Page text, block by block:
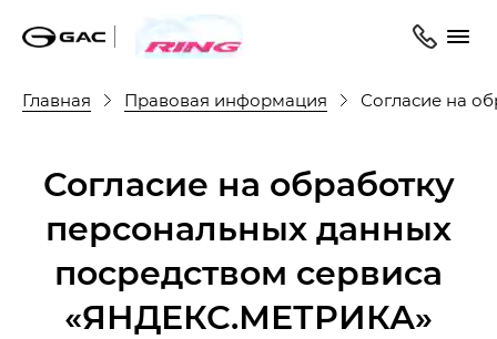
Главная Правовая информация Согласие на
Согласие на обработку
персональных данных
посредством сервиса
«ЯНДЕКС.МЕТРИКА»